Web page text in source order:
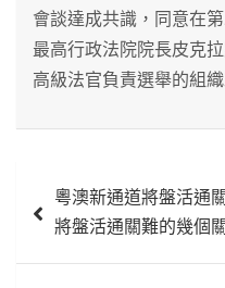
會談達成共識，同意在
最高行政法院院長皮克
高級法官負責選舉的組織
章
粵澳新通道將盤活通
將盤活通關難的幾個